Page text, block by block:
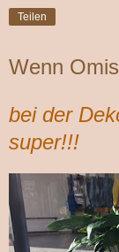
Teilen
Wenn Omis
bei der
super!!!